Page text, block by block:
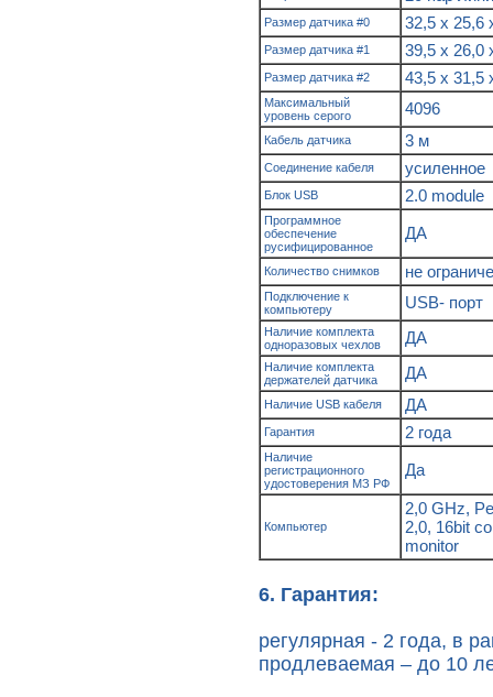
Размер датчика #0 32,5 х 25,6
Размер датчика #1 39,5 х 26,0
Размер датчика #2 43,5 х 31,5
Максимальный
уровень серого
4096
Кабель датчика 3 м
Соединение кабеля усиленное
Блок USB 2.0 module
Программное
обеспечение
русифицированное
ДА
Количество снимков не
Подключение к
компьютеру
USB- порт
Наличие комплекта
одноразовых чехлов
ДА
Наличие комплекта
держателей датчика
ДА
Наличие USB кабеля ДА
Гарантия 2 года
Наличие
регистрационного
удостоверения МЗ РФ
Да
Компьютер
2,0 GHz,
2,0, 16bit
monitor
6. Гарантия:
регулярная - 2 года, в
продлеваемая – до 10